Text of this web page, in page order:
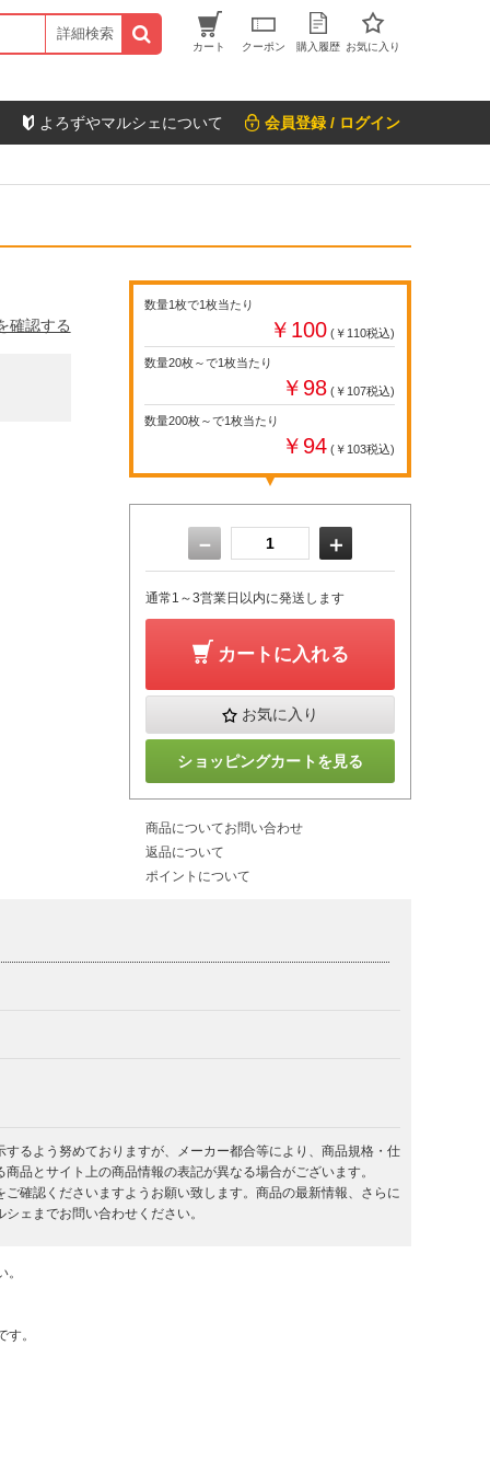
詳細検索
カート クーポン 購入履歴 お気に入り
よろずやマルシェについて 会員登録 / ログイン
確認する
数量1枚で1枚当たり
￥100 (￥110税込)
数量20枚～で1枚当たり
￥98 (￥107税込)
数量200枚～で1枚当たり
￥94 (￥103税込)
－ ＋
通常1～3営業日以内に発送します
カートに入れる
お気に入り
ショッピングカートを見る
商品についてお問い合わせ
返品について
ポイントについて
るよう努めておりますが、メーカー都合等により、商品規格・仕
品とサイト上の商品情報の表記が異なる場合がございます。
確認くださいますようお願い致します。商品の最新情報、さらに
ェまでお問い合わせください。
。